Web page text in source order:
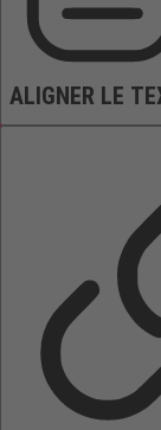
ALIGNER LE